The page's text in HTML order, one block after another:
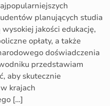
planujących studia
jakości edukację,
opłaty, a także
doświadczenia
przedstawiam
aby skutecznie
krajach
[…]